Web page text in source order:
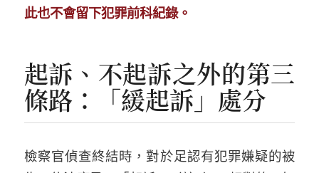
此也不會留下犯罪前科紀錄。
起訴、不起訴之外的第三
條路 ： 「緩起訴」處分
檢察官偵查終結時，對於足認有犯罪嫌疑的被